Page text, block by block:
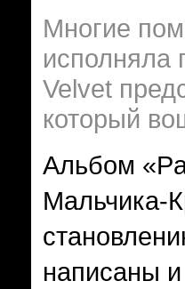
Многие
исполняла
Velvet
который
Альбом
Мальчика-
написаны